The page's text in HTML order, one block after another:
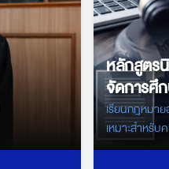
หลักสูตร
จัดการศึก
สารสนเท
เรียนกฎหมาย
เหมาะสำหรับ
เจ้าหน้าที่ดูแล